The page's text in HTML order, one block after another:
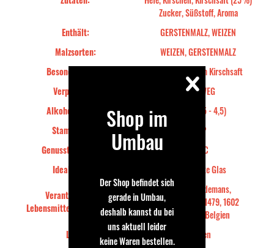
Zucker, Süßstoff, Aroma
Enthält:
GERSTENMALZ, WEIZEN
Malzsorten:
WEIZEN, GERSTENMALZ
Besonderheiten:
Mit 25% reinem Kirschsaft
Verpackung:
MEHRWEG
Alkohol von bis:
Gering (0,5 - 4,5)
Stammwürze:
14°P
Genusstemperatur:
2-4°C
Ideales Glas:
Bier-Deluxe Glas
Verantwortliches
Lebensmittelunternehmen::
Brewery Lindemans,
Lenniksebaan 1479, 1602
Viezenbeek Belgien
Land:
Belgien
Shop im
Umbau
Der Shop befindet sich
gerade in Umbau,
deshalb kannst du bei
uns aktuell leider
keine Waren bestellen.